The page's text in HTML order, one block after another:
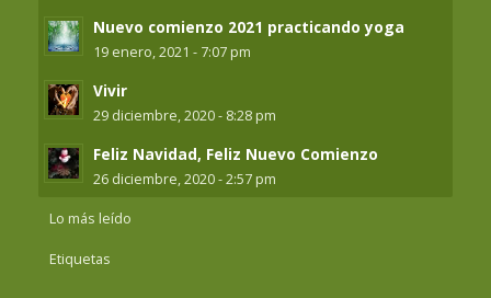
Nuevo comienzo 2021 practicando yoga
19 enero, 2021 - 7:07 pm
Vivir
29 diciembre, 2020 - 8:28 pm
Feliz Navidad, Feliz Nuevo Comienzo
26 diciembre, 2020 - 2:57 pm
Lo más leído
Etiquetas